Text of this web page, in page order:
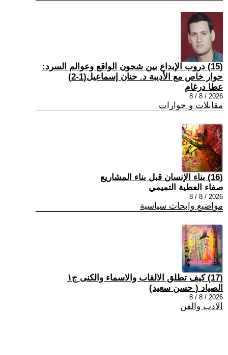
(15) دروب الإبداع بين شجون الواقع وعوالم السرد:
حوار خاص مع الأديبة د. حنان إسماعيل(1-2)
عطا درغام
2026 / 8 / 8
مقابلات و حوارات
(16) بناء الإنسان قبل بناء المشاريع
صفاء العطية التميمي
2026 / 8 / 8
مواضيع وابحاث سياسية
(17) كيف تطلق الالقاب والاسماء والكنى ج١
الصياد ‏( حسن سعيد‏)
2026 / 8 / 8
الادب والفن